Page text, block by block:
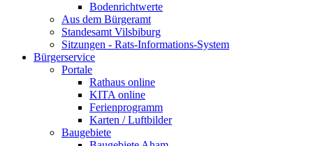
Bodenrichtwerte
Aus dem Bürgeramt
Standesamt Vilsbiburg
Sitzungen - Rats-Informations-System
Bürgerservice
Portale
Rathaus online
KITA online
Ferienprogramm
Karten / Luftbilder
Baugebiete